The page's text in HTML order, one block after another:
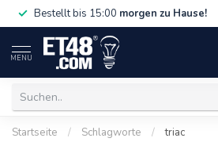
Bestellt bis 15:00 morgen zu Hause!
MENU
Startseite / Schlagworte / triac